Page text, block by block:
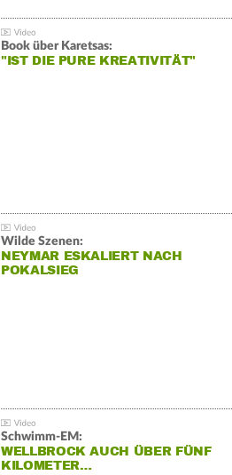
Book über Karetsas:
"IST DIE PURE KREATIVITÄT"
Wilde Szenen:
NEYMAR ESKALIERT NACH
POKALSIEG
Schwimm-EM:
WELLBROCK AUCH ÜBER FÜNF
KILOMETER…